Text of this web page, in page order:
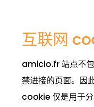
互联网
amicio.fr 站点不包
禁进接的页面。因
cookie 仅是用于